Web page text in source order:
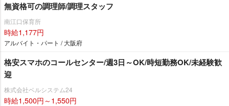
無資格可の調理師/調理スタッフ
南江口保育所
時給1,177円
アルバイト・パート / 大阪府
格安スマホのコールセンター/週3日～OK/時短勤務OK/未経験歓
迎
株式会社ベルシステム24
時給1,500円～1,550円